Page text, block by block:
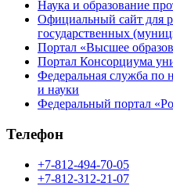
Наука и образование
Официальный сайт для
государственных
Портал «Высшее
Портал Консорциума
Федеральная служба по
и науки
Федеральный портал
Телефон
+7-812-494-70-05
+7-812-312-21-07